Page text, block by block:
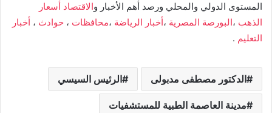
المستوى الدولي والمحلي ورصد أهم الأخبار والاقتصاد أسعار
الذهب ،البورصة المصرية ،أخبار الرياضة ،محافظات ، حوادث ، أخبار
التعليم .
الدكتور مصطفى مدبولى الرئيس السيسي
مدينة العاصمة الطبية للمستشفيات